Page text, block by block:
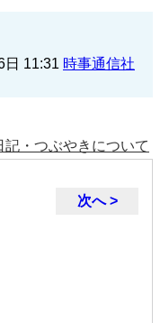
日 11:31 時事通信社
・つぶやきについて
次へ >